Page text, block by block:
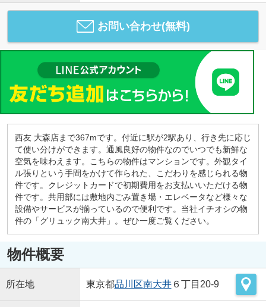
お問い合わせ(無料)
西友 大森店まで367mです。付近に駅が2駅あり、行き先に応じ
て使い分けができます。通風良好の物件なのでいつでも新鮮な
空気を味わえます。こちらの物件はマンションです。外観タイ
ル張りという手間をかけて作られた、こだわりを感じられる物
件です。クレジットカードで初期費用をお支払いいただける物
件です。共用部には敷地内ごみ置き場・エレベータなど様々な
設備やサービスが揃っているので便利です。当社イチオシの物
件の「グリュック南大井」。ぜひ一度ご覧ください。
物件概要
所在地 東京都品川区南大井６丁目20-9